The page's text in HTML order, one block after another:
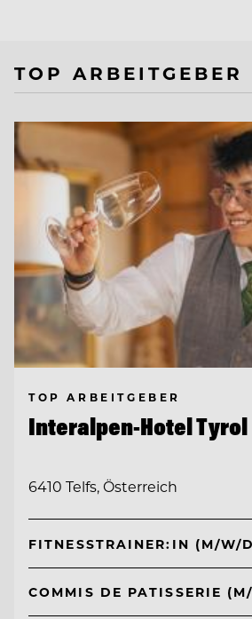
TOP ARBEITGEBER
TOP ARBEITGEBER
Interalpen-Hotel Tyrol
6410 Telfs, Österreich
FITNESSTRAINER:IN (M/W/
COMMIS DE PATISSERIE